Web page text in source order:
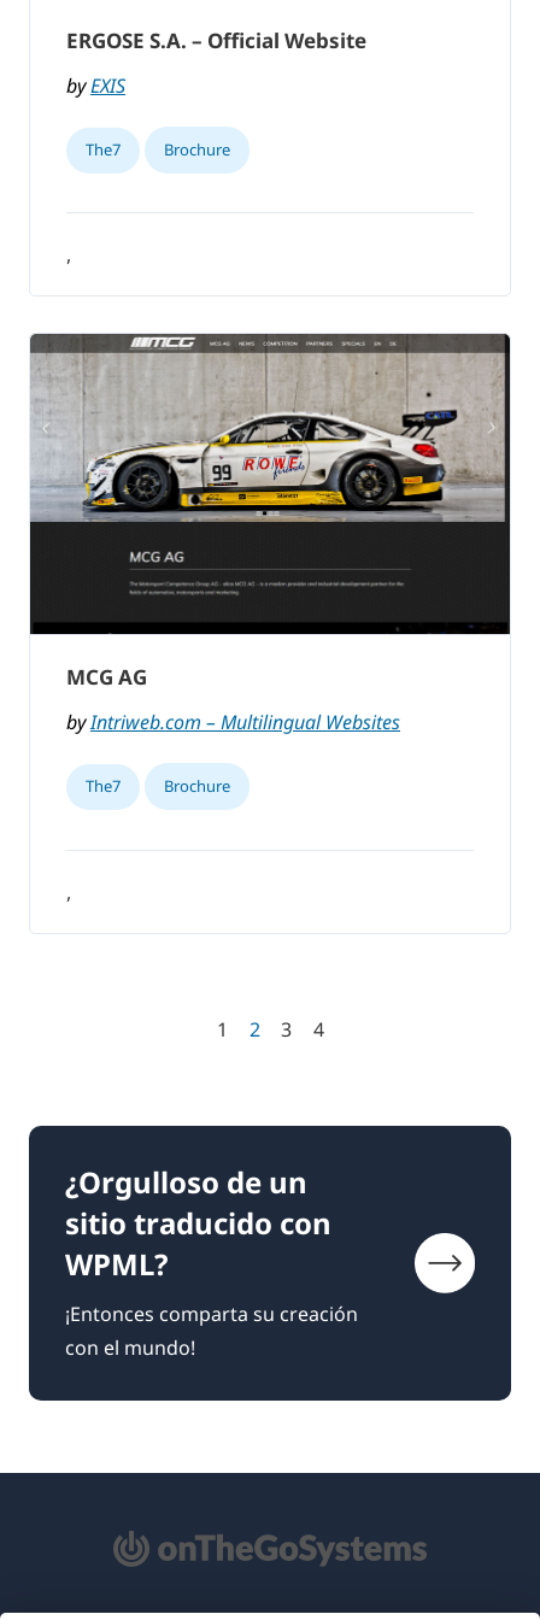
ERGOSE S.A. – Official Website
byEXIS
The7 Brochure
,
MCG AG
byIntriweb.com – Multilingual Websites
The7 Brochure
,
1 2 3 4
¿Orgulloso de un
sitio traducido con
WPML?
¡Entonces comparta su creación
con el mundo!